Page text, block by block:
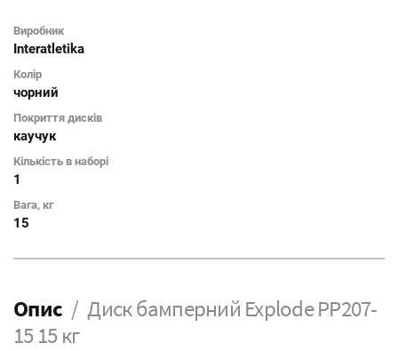
Виробник
Interatletika
Колір
чорний
Покриття дисків
каучук
Кількість в наборі
1
Вага, кг
15
Опис
Диск бамперний Explode PP207-
15 15 кг